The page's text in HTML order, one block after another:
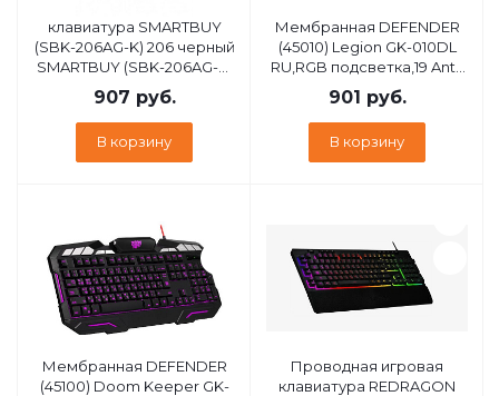
клавиатура SMARTBUY
(SBK-206AG-K) 206 черный
SMARTBUY (SBK-206AG-K)
206 черный
907 руб.
В корзину
Мембранная DEFENDER
(45010) Legion GK-010DL
RU,RGB подсветка,19 Anti-
Ghost
901 руб.
В корзину
Мембранная DEFENDER
(45100) Doom Keeper GK-
Проводная игровая
клавиатура REDRAGON